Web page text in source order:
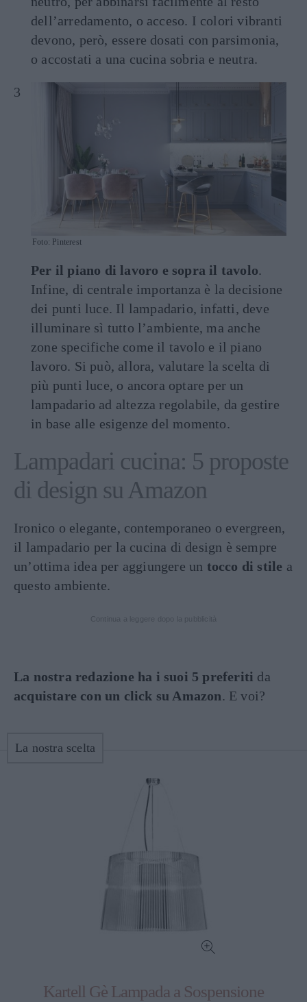
dell’arredamento, o acceso. I colori vibranti
devono, però, essere dosati con parsimonia,
o accostati a una cucina sobria e neutra.
Foto: Pinterest
Per il piano di lavoro e sopra il tavolo.
Infine, di centrale importanza è la decisione
dei punti luce. Il lampadario, infatti, deve
illuminare sì tutto l’ambiente, ma anche
zone specifiche come il tavolo e il piano
lavoro. Si può, allora, valutare la scelta di
più punti luce, o ancora optare per un
lampadario ad altezza regolabile, da gestire
in base alle esigenze del momento.
Lampadari cucina: 5 proposte
di design su Amazon
Ironico o elegante, contemporaneo o evergreen,
il lampadario per la cucina di design è sempre
un’ottima idea per aggiungere un tocco di stile a
questo ambiente.
La nostra redazione ha i suoi 5 preferiti da
acquistare con un click su Amazon. E voi?
La nostra scelta
Kartell Gè Lampada a Sospensione